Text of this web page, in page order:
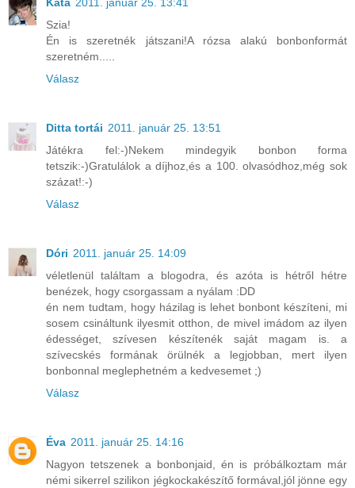
Kata 2011. január 25. 13:41
Szia!
Én is szeretnék játszani!A rózsa alakú bonbonformát
szeretném.....
Válasz
Ditta tortái 2011. január 25. 13:51
Játékra fel:-)Nekem mindegyik bonbon forma
tetszik:-)Gratulálok a díjhoz,és a 100. olvasódhoz,még sok
százat!:-)
Válasz
Dóri 2011. január 25. 14:09
véletlenül találtam a blogodra, és azóta is hétről hétre
benézek, hogy csorgassam a nyálam :DD
én nem tudtam, hogy házilag is lehet bonbont készíteni, mi
sosem csináltunk ilyesmit otthon, de mivel imádom az ilyen
édességet, szívesen készítenék saját magam is. a
szívecskés formának örülnék a legjobban, mert ilyen
bonbonnal meglephetném a kedvesemet ;)
Válasz
Éva 2011. január 25. 14:16
Nagyon tetszenek a bonbonjaid, én is próbálkoztam már
némi sikerrel szilikon jégkockakészítő formával,jól jönne egy